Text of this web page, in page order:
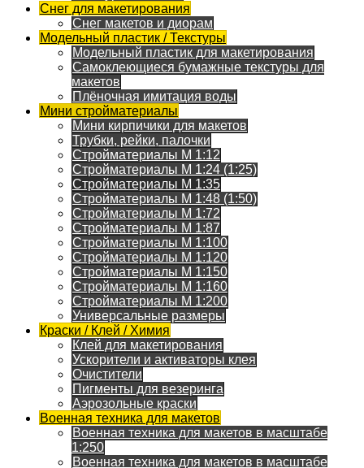
Снег для макетирования
Снег макетов и диорам
Модельный пластик / Текстуры
Модельный пластик для макетирования
Самоклеющиеся бумажные текстуры для
макетов
Плёночная имитация воды
Мини стройматериалы
Мини кирпичики для макетов
Трубки, рейки, палочки
Стройматериалы M 1:12
Стройматериалы M 1:24 (1:25)
Стройматериалы M 1:35
Стройматериалы M 1:48 (1:50)
Стройматериалы M 1:72
Стройматериалы M 1:87
Стройматериалы M 1:100
Стройматериалы M 1:120
Стройматериалы M 1:150
Стройматериалы M 1:160
Стройматериалы M 1:200
Универсальные размеры
Краски / Клей / Химия
Клей для макетирования
Ускорители и активаторы клея
Очистители
Пигменты для везеринга
Аэрозольные краски
Военная техника для макетов
Военная техника для макетов в масштабе
1:250
Военная техника для макетов в масштабе